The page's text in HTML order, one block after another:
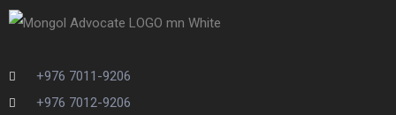
+976 7011-9206
+976 7012-9206